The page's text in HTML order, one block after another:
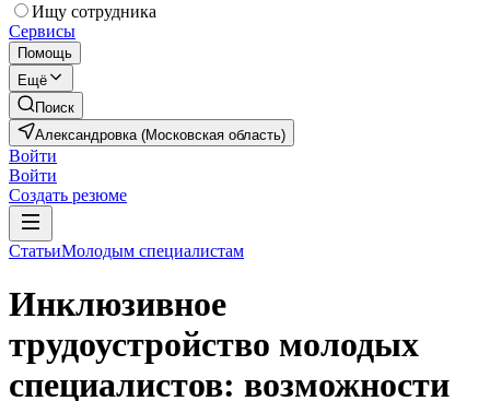
Ищу сотрудника
Сервисы
Помощь
Ещё
Поиск
Александровка (Московская область)
Войти
Войти
Создать резюме
СтатьиМолодым специалистам
Инклюзивное
трудоустройство молодых
специалистов: возможности